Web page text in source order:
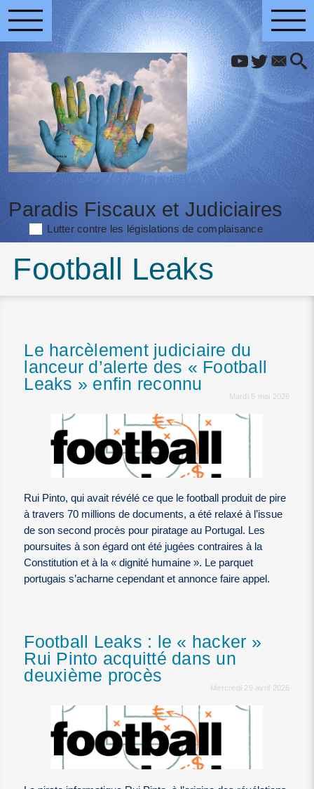
Paradis Fiscaux et Judiciaires
Lutter contre les législations de complaisance
Football Leaks
Le harcèlement judiciaire du
lanceur d’alerte des « Football
Leaks » enfin reconnu
Mardi 5 mai 2026
Rui Pinto, qui avait révélé ce que le football produit de pire
à travers 70 millions de documents, a été relaxé à l’issue
de son second procès pour piratage au Portugal. Les
poursuites à son égard ont été jugées contraires à la
Constitution et à la « dignité humaine ». Le parquet
portugais s’acharne cependant et annonce faire appel.
Football Leaks : le « hacker »
Rui Pinto acquitté dans un
deuxième procès
Mercredi 29 avril 2026